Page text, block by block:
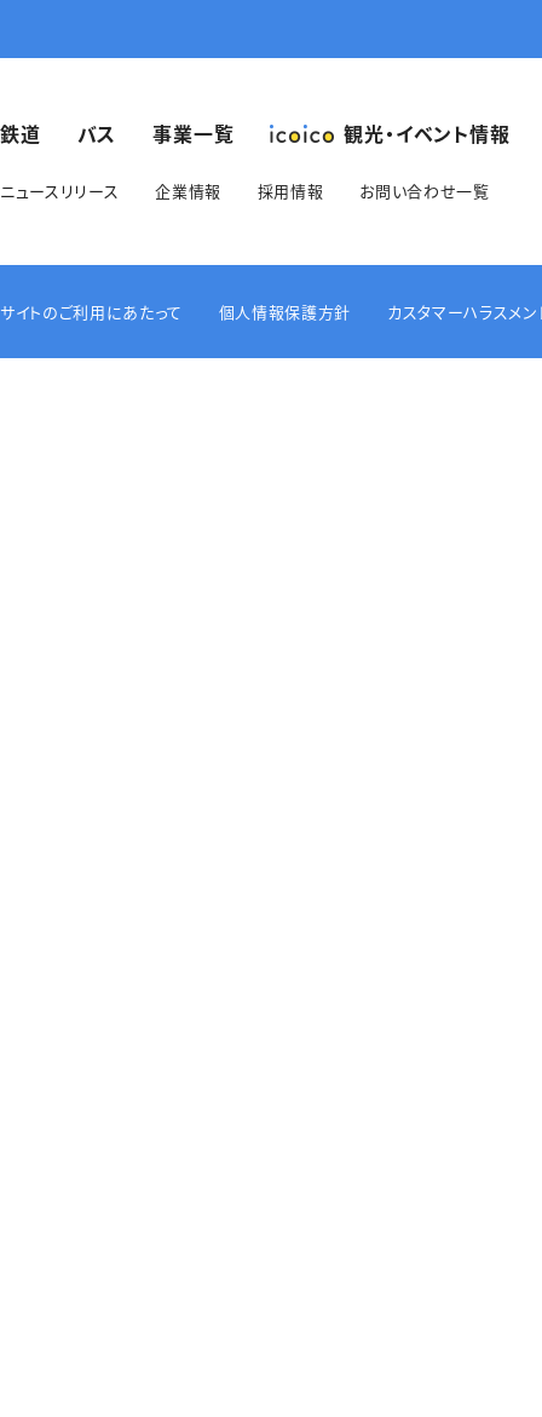
鉄道 バス 事業一覧 観光・イベント情報
ニュースリリース 企業情報 採用情報 お問い合わせ一覧
サイトのご利用にあたって 個人情報保護方針 カスタマーハラスメ